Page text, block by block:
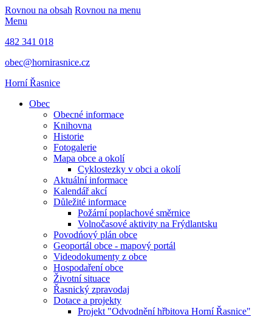
Rovnou na obsah Rovnou na menu
Menu
482 341 018
obec@hornirasnice.cz
Horní Řasnice
Obec
Obecné informace
Knihovna
Historie
Fotogalerie
Mapa obce a okolí
Cyklostezky v obci a okolí
Aktuální informace
Kalendář akcí
Důležité informace
Požární poplachové směrnice
Volnočasové aktivity na Frýdlantsku
Povodńový plán obce
Geoportál obce - mapový portál
Videodokumenty z obce
Hospodaření obce
Životní situace
Řasnický zpravodaj
Dotace a projekty
Projekt "Odvodnění hřbitova Horní Řasnice"